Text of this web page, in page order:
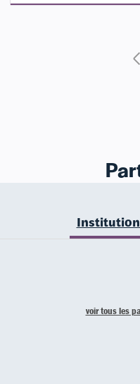
voir tous les